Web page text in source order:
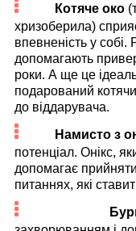
Котяче око
хризоберила)
впевненість у собі.
допомагають
роки. А ще це
подарований
до віддарувача.
Намисто з
потенціал. Онікс,
допомагає
питаннях, які